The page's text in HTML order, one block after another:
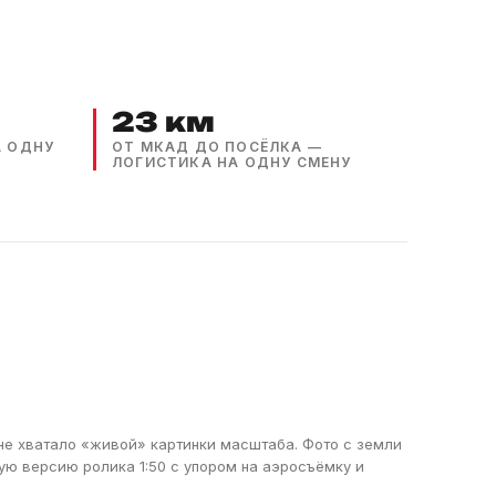
ОДНУ
23 км
ОТ МКАД ДО ПОСЁЛКА —
ЛОГИСТИКА НА ОДНУ СМЕНУ
хватало «живой» картинки масштаба. Фото с земли
версию ролика 1:50 с упором на аэросъёмку и